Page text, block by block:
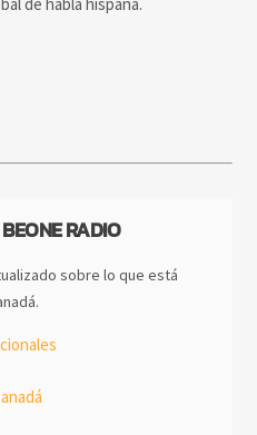
de habla hispana.
RADIO
sobre lo que está